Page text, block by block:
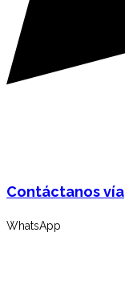
Contáctanos vía
WhatsApp